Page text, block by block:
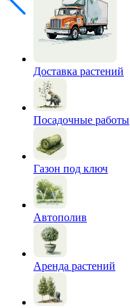
Доставка растений
Посадочные работы
Газон под ключ
Автополив
Аренда растений